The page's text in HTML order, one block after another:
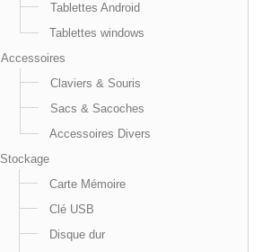
Tablettes Android
Tablettes windows
Accessoires
Claviers & Souris
Sacs & Sacoches
Accessoires Divers
Stockage
Carte Mémoire
Clé USB
Disque dur